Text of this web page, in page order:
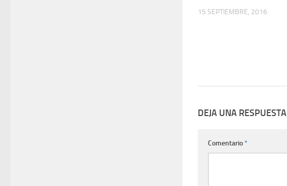
15 SEPTIEMBRE, 2016
DEJA UNA RESPUESTA
Comentario*